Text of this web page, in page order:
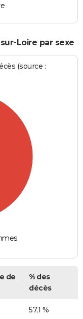
Loire par sexe
(source :
de
% des
décès
57,1 %